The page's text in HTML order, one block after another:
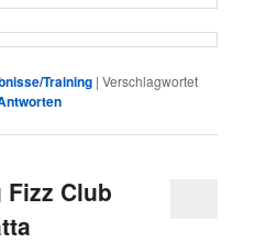
Training |Verschlagwortet
Club